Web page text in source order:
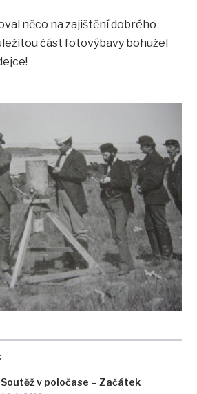
Soutěž v poločase – Začátek
něco na zajištění dobrého
část fotovýbavy bohužel